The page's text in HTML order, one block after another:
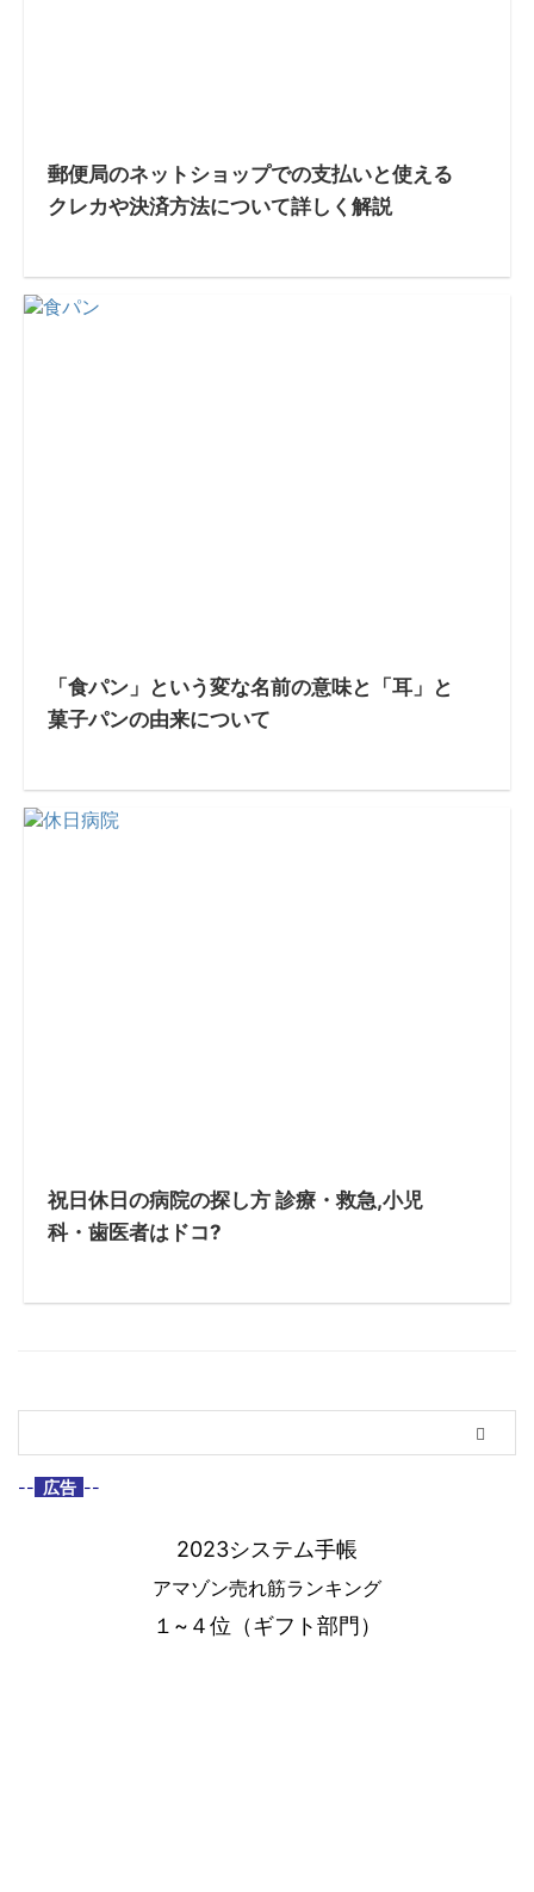
郵便局のネットショップでの支払いと使える
クレカや決済方法について詳しく解説
「食パン」という変な名前の意味と「耳」と
菓子パンの由来について
祝日休日の病院の探し方 診療・救急,小児
科・歯医者はドコ?
-- 広告 --
2023システム手帳
アマゾン売れ筋ランキング
１~４位（ギフト部門）